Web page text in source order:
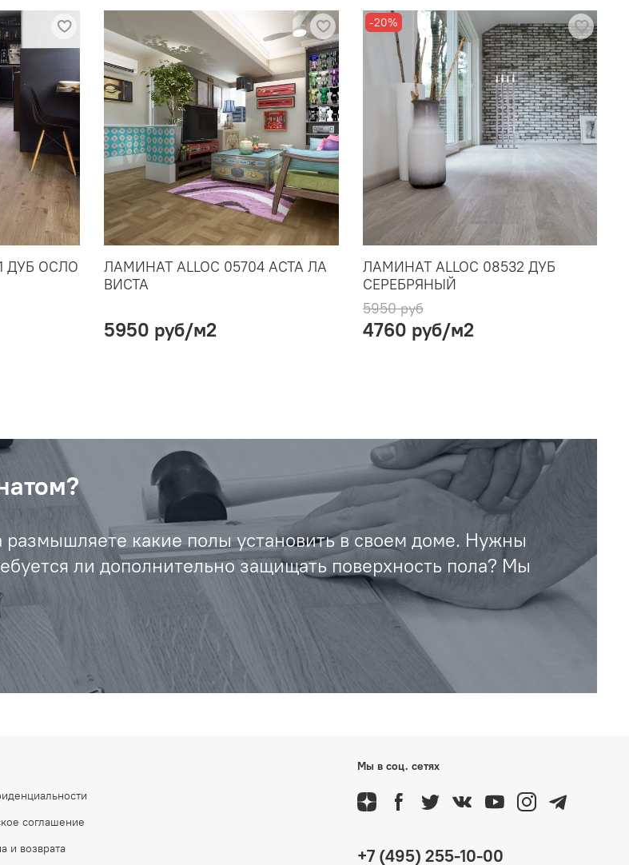
ДУБ ОСЛО
ЛАМИНАТ ALLOC 05704 АСТА ЛА
ВИСТА
5950 руб/м2
-20%
ЛАМИНАТ ALLOC 08532 ДУБ
СЕРЕБРЯНЫЙ
5950 руб
4760 руб/м2
размышляете какие полы установить в своем доме. Нужны
ли дополнительно защищать поверхность пола? Мы
соглашение
и возврата
Мы в соц. сетях
+7 (495) 255-10-00